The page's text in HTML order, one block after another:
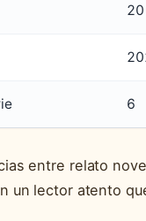
6
entre relato
un lector atento